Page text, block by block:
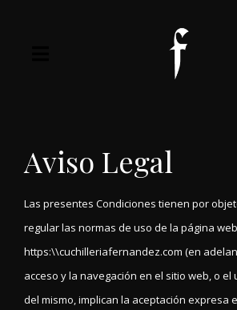
Aviso Legal
Las presentes Condiciones tienen por
regular las normas de uso de la página web
https:\\cuchilleriafernandez.com (en
acceso y la navegación en el sitio web, o el
del mismo, implican la aceptación expresa